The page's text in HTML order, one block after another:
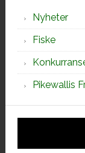
Nyheter
Fiske
Pikewallis